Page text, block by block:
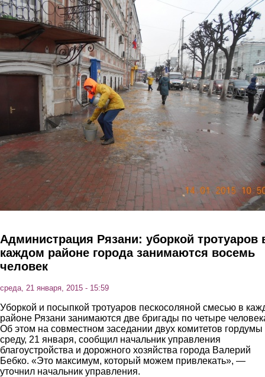
Перейти к основному содержанию
Администрация Рязани: уборкой тротуаров
каждом районе города занимаются восемь
человек
среда, 21 января, 2015 - 15:59
Уборкой и посыпкой тротуаров пескосоляной смесью в
районе Рязани занимаются две бригады по четыре
Об этом на совместном заседании двух комитетов гордумы
среду, 21 января, сообщил начальник управления
благоустройства и дорожного хозяйства города Валерий
Бебко. «Это максимум, который можем привлекать», —
уточнил начальник управления.